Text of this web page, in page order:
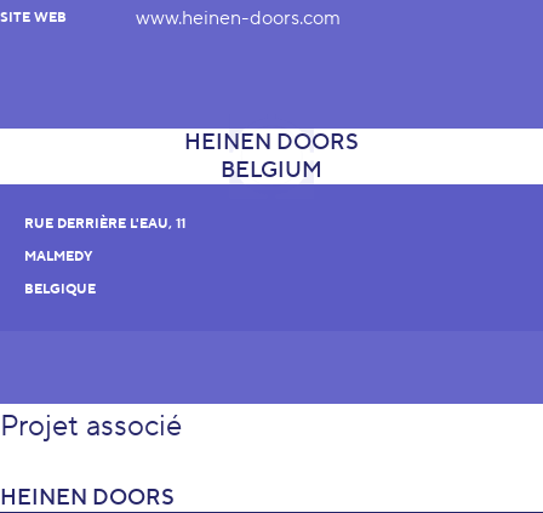
SITE WEB www.heinen-doors.com
RUE DERRIÈRE L'EAU, 11
MALMEDY
BELGIQUE
Projet associé
HEINEN DOORS